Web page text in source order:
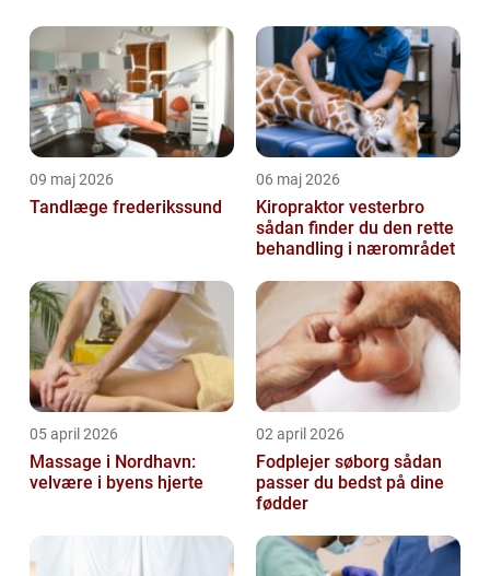
typer af produkte...
09 maj 2026
Tandlæge frederikssund
06 maj 2026
Kiropraktor vesterbro
sådan finder du den rette
behandling i nærområdet
05 april 2026
Massage i Nordhavn:
velvære i byens hjerte
02 april 2026
Fodplejer søborg sådan
passer du bedst på dine
fødder